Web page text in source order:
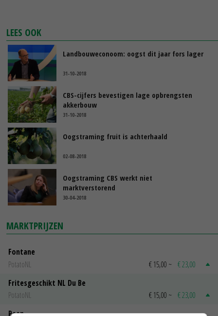
LEES OOK
Landbouweconoom: oogst dit jaar fors lager
31-10-2018
CBS-cijfers bevestigen lage opbrengsten
akkerbouw
31-10-2018
Oogstraming fruit is achterhaald
02-08-2018
Oogstraming CBS werkt niet
marktverstorend
30-04-2018
MARKTPRIJZEN
Fontane
PotatoNL
€ 15,00 ~ € 23,00
Fritesgeschikt NL Du Be
PotatoNL
€ 15,00 ~ € 23,00
Peen